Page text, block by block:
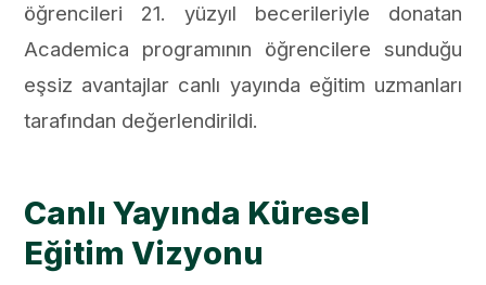
öğrencileri 21. yüzyıl becerileriyle donatan
Academica programının öğrencilere sunduğu
eşsiz avantajlar canlı yayında eğitim uzmanları
tarafından değerlendirildi.
Canlı Yayında Küresel
Eğitim Vizyonu